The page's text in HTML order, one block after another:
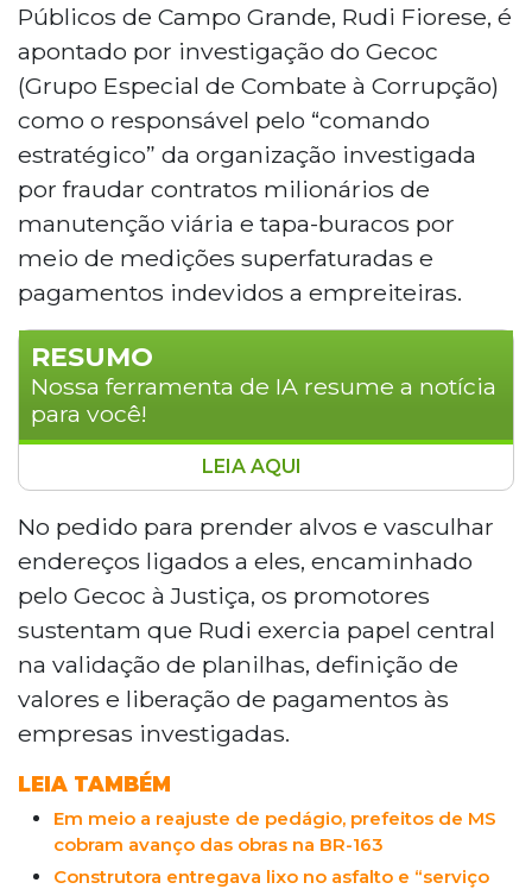
Públicos de Campo Grande, Rudi Fiorese, é
apontado por investigação do Gecoc
(Grupo Especial de Combate à Corrupção)
como o responsável pelo “comando
estratégico” da organização investigada
por fraudar contratos milionários de
manutenção viária e tapa-buracos por
meio de medições superfaturadas e
pagamentos indevidos a empreiteiras.
RESUMO
Nossa ferramenta de IA resume a notícia
para você!
O ex-secretário de Infraestrutura de
Campo Grande Rudi Fiorese, preso na
Operação Buraco Sem Fim, é apontado
pelo Gecoc como líder de esquema que
fraudou contratos milionários de tapa-
buracos entre 2018 e 2025, com medições
superfaturadas. Investigadores
encontraram R$ 186 mil em sua
residência. Após deixar a prefeitura, ele
assinou contratos com a empreiteira
investigada já no governo estadual.
LEIA AQUI
No pedido para prender alvos e vasculhar
endereços ligados a eles, encaminhado
pelo Gecoc à Justiça, os promotores
sustentam que Rudi exercia papel central
na validação de planilhas, definição de
valores e liberação de pagamentos às
empresas investigadas.
LEIA TAMBÉM
Em meio a reajuste de pedágio, prefeitos de MS
cobram avanço das obras na BR-163
Construtora entregava lixo no asfalto e “serviço